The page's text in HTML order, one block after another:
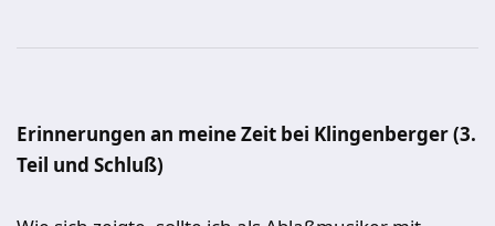
Erinnerungen an meine Zeit bei Klingenberger (3.
Teil und Schluß)